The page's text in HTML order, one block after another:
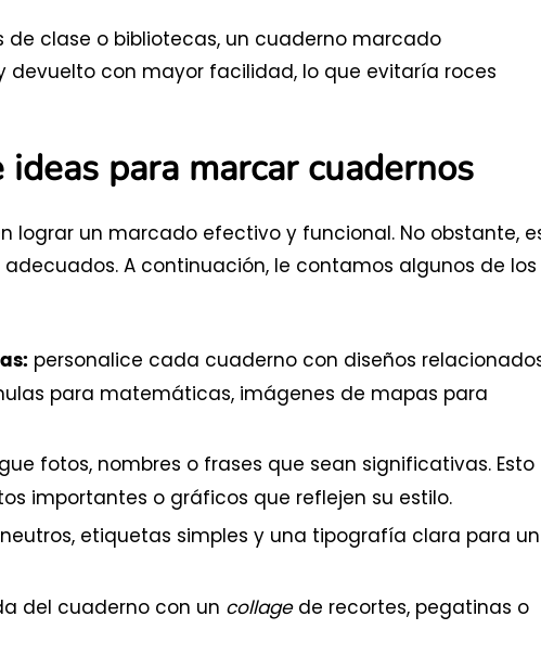
de clase o bibliotecas, un cuaderno marcado
con mayor facilidad, lo que evitaría roces
para marcar cuadernos
lograr un marcado efectivo y funcional. No obstante,
A continuación, le contamos algunos de los
personalice cada cuaderno con diseños
para matemáticas, imágenes de mapas para
fotos, nombres o frases que sean significativas. Esto
importantes o gráficos que reflejen su estilo.
etiquetas simples y una tipografía clara para un
del cuaderno con un collagede recortes, pegatinas o